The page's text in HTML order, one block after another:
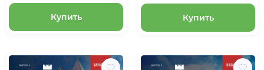
Купить Купить